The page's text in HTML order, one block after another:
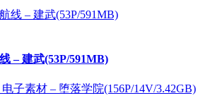
– 建武(53P/591MB)